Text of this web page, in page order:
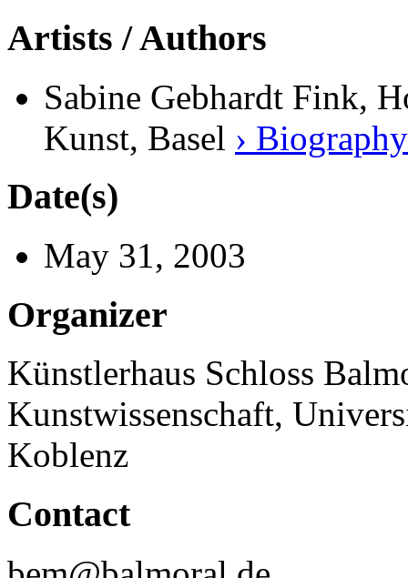
Artists / Authors
Sabine Gebhardt Fink,
Kunst, Basel › Biography
Date(s)
May 31, 2003
Organizer
Künstlerhaus Schloss
Kunstwissenschaft,
Koblenz
Contact